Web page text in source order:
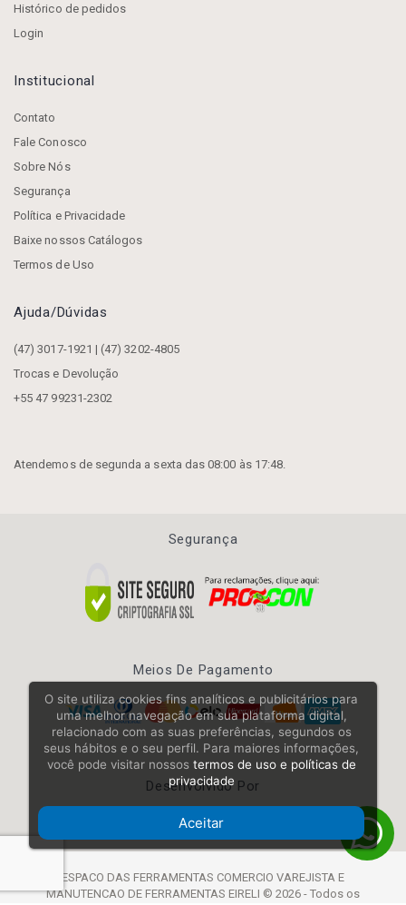
Histórico de pedidos
Login
Institucional
Contato
Fale Conosco
Sobre Nós
Segurança
Política e Privacidade
Baixe nossos Catálogos
Termos de Uso
Ajuda/dúvidas
(47) 3017-1921 | (47) 3202-4805
Trocas e Devolução
+55 47 99231-2302
Atendemos de segunda a sexta das 08:00 às 17:48.
Segurança
Meios De Pagamento
Desenvolvido Por
ESPACO DAS FERRAMENTAS COMERCIO VAREJISTA E
MANUTENCAO DE FERRAMENTAS EIRELI © 2026 - Todos os
O site utiliza cookies fins analíticos e publicitários para
uma melhor navegação em sua plataforma digital,
relacionado com as suas preferências, segundos os
seus hábitos e o seu perfil. Para maiores informações,
você pode visitar nossos termos de uso e políticas de
privacidade
Aceitar